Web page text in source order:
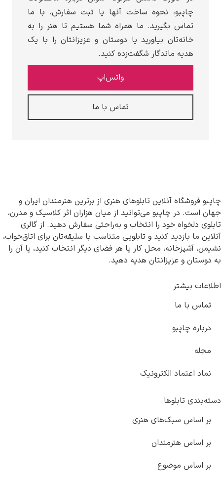
نحوه ساخت آنها یا ثبت سفارش، با ما
بگیرید. ما همراه شما هستیم تا هنر را به
بیاورید یا دوستان و عزیزانتان را با یک
ماندگار شگفت‌زده کنید.
آنلاین تابلوهای هنری از برترین هنرمندان ایران و
چاپبو می‌توانید از میان هزاران اثر کلاسیک و مدرن،
خود را انتخاب و به‌راحتی سفارش دهید. از گالری
کنید و تابلویی متناسب با سلیقه‌تان برای اتاق‌خواب،
محل کار یا هر فضای دیگر انتخاب کنید، یا آن را
عزیزانتان هدیه دهید.
الکترونیک
سبک‌های هنری
موضوع